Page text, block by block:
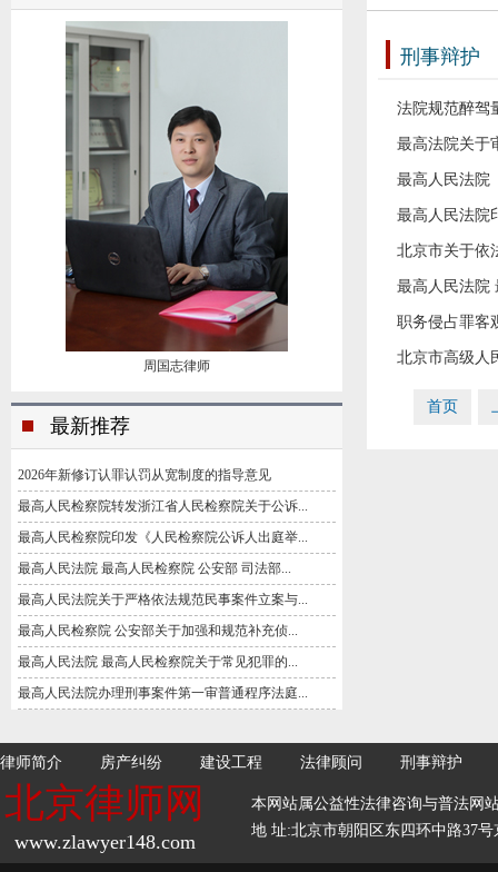
周国志律师
最新推荐
2026年新修订认罪认罚从宽制度的指导意见
最高人民检察院转发浙江省人民检察院关于公诉...
最高人民检察院印发《人民检察院公诉人出庭举...
最高人民法院 最高人民检察院 公安部 司法部...
最高人民法院关于严格依法规范民事案件立案与...
最高人民检察院 公安部关于加强和规范补充侦...
最高人民法院 最高人民检察院关于常见犯罪的...
最高人民法院办理刑事案件第一审普通程序法庭...
刑事辩护
法院规范醉驾
最高法院关于
最高人民法院
最高人民法院
北京市关于依
最高人民法院
职务侵占罪客
北京市高级人
首页
本网站属公益性法律咨询与普法网
地 址:北京市朝阳区东四环中路37
北京律师网
www.zlawyer148.com
律师简介 房产纠纷 建设工程 法律顾问 刑事辩护